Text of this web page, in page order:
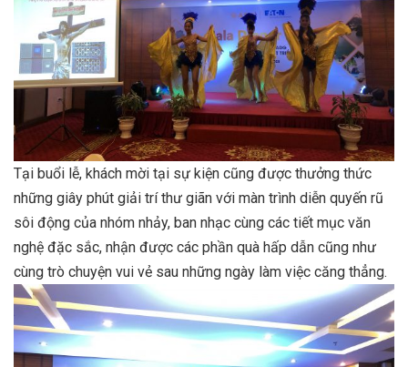
Tại buổi lễ, khách mời tại sự kiện cũng được thưởng thức
những giây phút giải trí thư giãn với màn trình diễn quyến rũ
sôi động của nhóm nhảy, ban nhạc cùng các tiết mục văn
nghệ đặc sắc, nhận được các phần quà hấp dẫn cũng như
cùng trò chuyện vui vẻ sau những ngày làm việc căng thẳng.